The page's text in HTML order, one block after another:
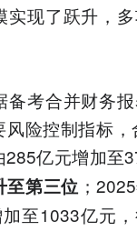
实现了跃升，
备考合并财务
风险控制指标
亿元增加至
至第三位 ；
至1033亿元